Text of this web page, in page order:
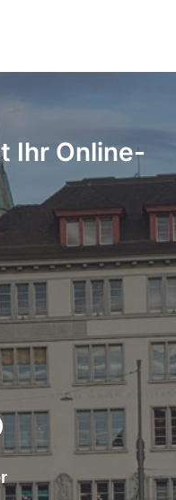
Ihr Online-